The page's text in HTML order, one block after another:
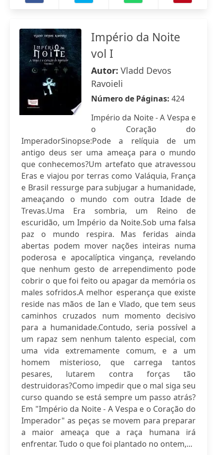
Império da Noite
vol I
Autor: Vladd Devos
Ravoieli
Número de Páginas: 424
Império da Noite - A Vespa e
o Coração do
ImperadorSinopse:Pode a relíquia de um
antigo deus ser uma ameaça para o mundo
que conhecemos?Um artefato que atravessou
Eras e viajou por terras como Valáquia, França
e Brasil ressurge para subjugar a humanidade,
ameaçando o mundo com outra Idade de
Trevas.Uma Era sombria, um Reino de
escuridão, um Império da Noite.Sob uma falsa
paz o mundo respira. Mas feridas ainda
abertas podem mover nações inteiras numa
poderosa e apocalíptica vingança, revelando
que nenhum gesto de arrependimento pode
cobrir o que foi feito ou apagar da memória os
males sofridos.A melhor esperança que existe
reside nas mãos de Ian e Vlado, que tem seus
caminhos cruzados num momento decisivo
para a humanidade.Contudo, seria possível a
um rapaz sem nenhum talento especial, com
uma vida extremamente comum, e a um
homem misterioso, que carrega tantos
pesares, lutarem contra forças tão
destruidoras?Como impedir que o mal siga seu
curso quando se está sempre um passo atrás?
Em "Império da Noite - A Vespa e o Coração do
Imperador" as peças se movem para preparar
a maior ameaça que a raça humana irá
enfrentar. Tudo o que foi plantado no ontem,...